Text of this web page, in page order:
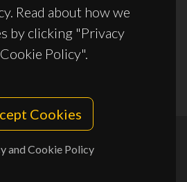
Read about how we
by clicking "Privacy
Policy".
Cookies
and Cookie Policy
UID/PRR/50011/2025) &
UID/PRR2/50011/2025
2026, CICECO